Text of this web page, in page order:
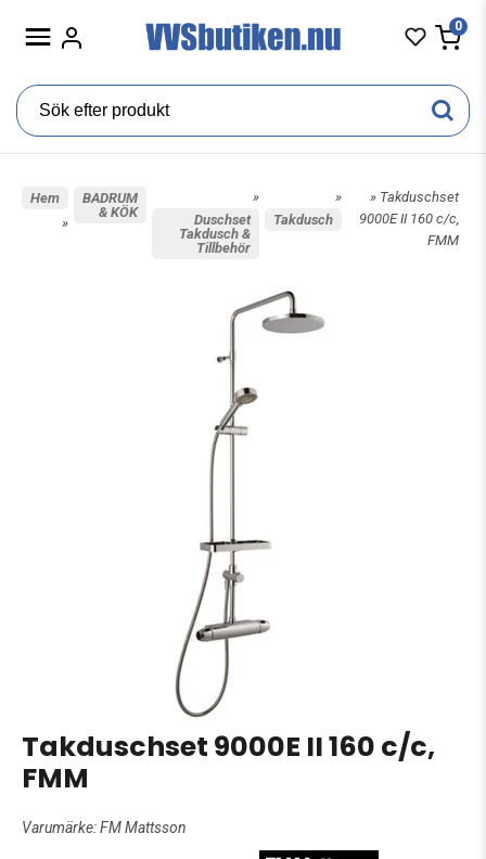
0
Hem
»
BADRUM
& KÖK
»
Duschset
Takdusch &
Tillbehör
»
Takdusch
» Takduschset
9000E II 160 c/c,
FMM
Takduschset 9000E II 160 c/c,
FMM
Varumärke:FM Mattsson